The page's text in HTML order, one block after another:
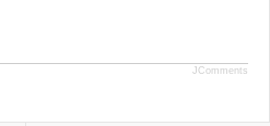
JComments